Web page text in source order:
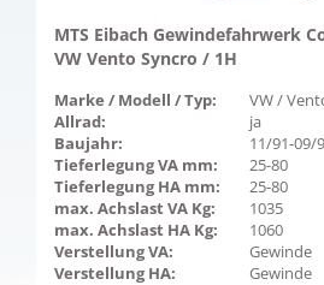
MTS Eibach Gewindefahrwerk
VW Vento Syncro / 1H
Marke / Modell / Typ:
VW /
Allrad:
ja
Baujahr:
11/91-09/
Tieferlegung VA mm:
25-80
Tieferlegung HA mm:
25-80
max. Achslast VA Kg:
1035
max. Achslast HA Kg:
1060
Verstellung VA:
Gewinde
Verstellung HA:
Gewinde